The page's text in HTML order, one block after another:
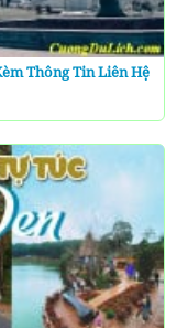
Thông Tin Liên Hệ